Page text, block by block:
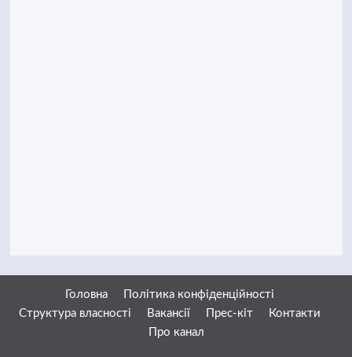
Головна
Політика конфіденційності
Структура власності
Вакансії Прес-кіт
Контакти
Про канал